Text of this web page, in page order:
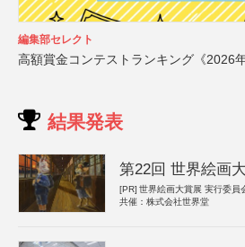
編集部セレクト
高額賞金コンテストランキング《2026年
結果発表
第22回 世界絵画
[PR] 世界絵画大賞展 実行委員
共催：株式会社世界堂